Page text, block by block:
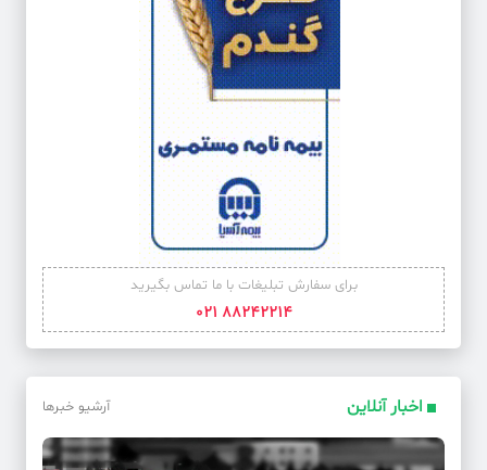
برای سفارش تبلیغات با ما تماس بگیرید
88242214 021
اخبار آنلاین آرشیو خبرها